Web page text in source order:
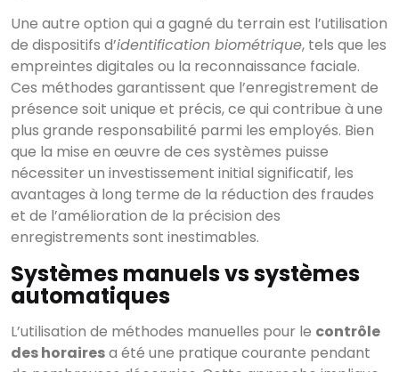
×
Une autre option qui a gagné du terrain est l’utilisation
de dispositifs d’identification biométrique, tels que les
empreintes digitales ou la reconnaissance faciale.
Ces méthodes garantissent que l’enregistrement de
présence soit unique et précis, ce qui contribue à une
plus grande responsabilité parmi les employés. Bien
que la mise en œuvre de ces systèmes puisse
nécessiter un investissement initial significatif, les
avantages à long terme de la réduction des fraudes
et de l’amélioration de la précision des
enregistrements sont inestimables.
Systèmes manuels vs systèmes
automatiques
L’utilisation de méthodes manuelles pour le contrôle
des horairesa été une pratique courante pendant